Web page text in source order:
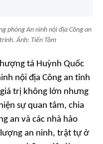
phòng An ninh nội địa Công an
Ảnh: Tiến Tầm
tá Huỳnh Quốc
nội địa Công an tỉnh
trị không lớn nhưng
sự quan tâm, chia
an và các nhà hảo
an ninh, trật tự ở